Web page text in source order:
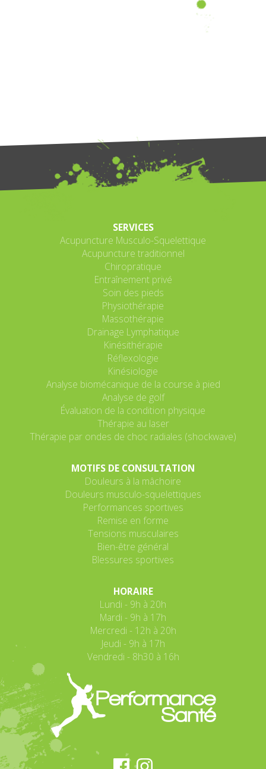
SERVICES
Acupuncture Musculo-Squelettique
Acupuncture traditionnel
Chiropratique
Entraînement privé
Soin des pieds
Physiothérapie
Massothérapie
Drainage Lymphatique
Kinésithérapie
Réflexologie
Kinésiologie
Analyse biomécanique de la course à pied
Analyse de golf
Évaluation de la condition physique
Thérapie au laser
Thérapie par ondes de choc radiales (shockwave)
MOTIFS DE CONSULTATION
Douleurs à la mâchoire
Douleurs musculo-squelettiques
Performances sportives
Remise en forme
Tensions musculaires
Bien-être général
Blessures sportives
HORAIRE
Lundi - 9h à 20h
Mardi - 9h à 17h
Mercredi - 12h à 20h
Jeudi - 9h à 17h
Vendredi - 8h30 à 16h